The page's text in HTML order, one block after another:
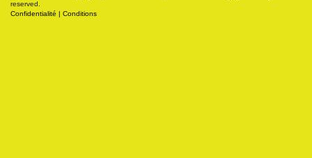
reserved.
Confidentialité | Conditions